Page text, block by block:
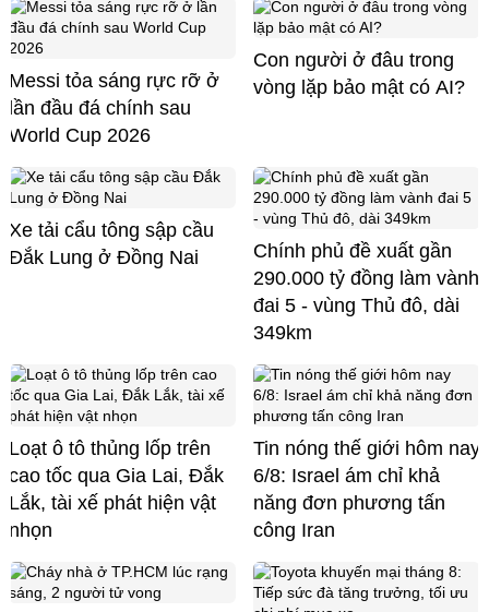
Messi tỏa sáng rực rỡ ở
lần đầu đá chính sau
World Cup 2026
Con người ở đâu trong
vòng lặp bảo mật có AI?
Xe tải cẩu tông sập cầu
Đắk Lung ở Đồng Nai
Chính phủ đề xuất gần
290.000 tỷ đồng làm vành
đai 5 - vùng Thủ đô, dài
349km
Loạt ô tô thủng lốp trên
cao tốc qua Gia Lai, Đắk
Lắk, tài xế phát hiện vật
nhọn
Tin nóng thế giới hôm nay
6/8: Israel ám chỉ khả
năng đơn phương tấn
công Iran